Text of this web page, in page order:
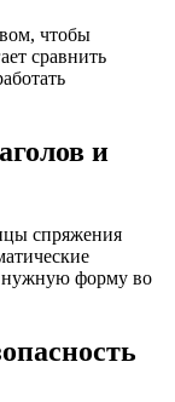
чтобы
сравнить
и
спряжения
нужную форму во